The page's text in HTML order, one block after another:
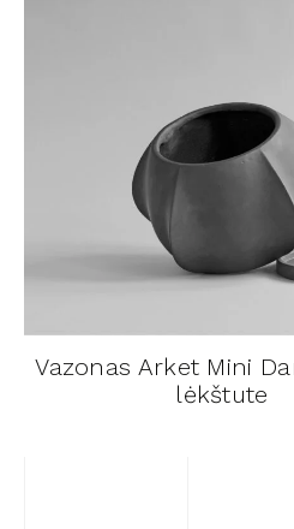
Vazonas Arket Mini
lėkštute